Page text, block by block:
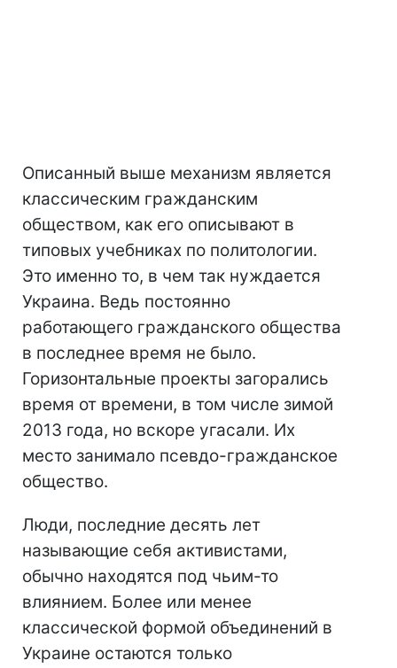
Описанный выше механизм является
классическим гражданским
обществом, как его описывают в
типовых учебниках по политологии.
Это именно то, в чем так нуждается
Украина. Ведь постоянно
работающего гражданского общества
в последнее время не было.
Горизонтальные проекты загорались
время от времени, в том числе зимой
2013 года, но вскоре угасали. Их
место занимало псевдо-гражданское
общество.
Люди, последние десять лет
называющие себя активистами,
обычно находятся под чьим-то
влиянием. Более или менее
классической формой объединений в
Украине остаются только